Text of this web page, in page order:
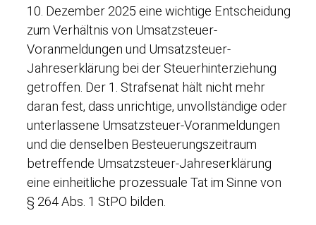
10. Dezember 2025 eine wichtige Entscheidung
zum Verhältnis von Umsatzsteuer-
Voranmeldungen und Umsatzsteuer-
Jahreserklärung bei der Steuerhinterziehung
getroffen. Der 1. Strafsenat hält nicht mehr
daran fest, dass unrichtige, unvollständige oder
unterlassene Umsatzsteuer-Voranmeldungen
und die denselben Besteuerungszeitraum
betreffende Umsatzsteuer-Jahreserklärung
eine einheitliche prozessuale Tat im Sinne von
§ 264 Abs. 1 StPO bilden.